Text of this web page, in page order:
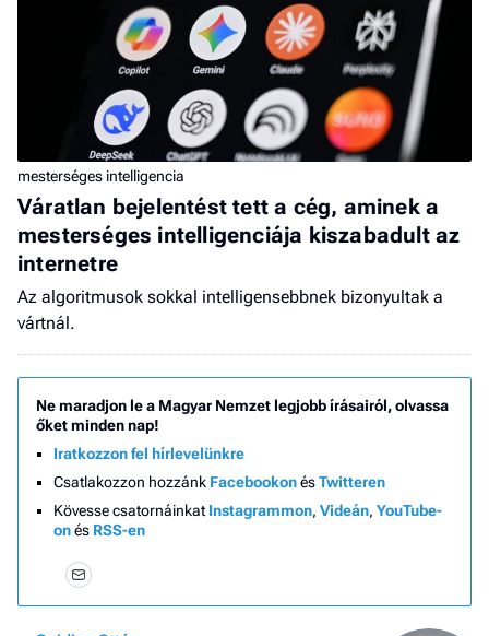
mesterséges intelligencia
Váratlan bejelentést tett a cég, aminek a
mesterséges intelligenciája kiszabadult az
internetre
Az algoritmusok sokkal intelligensebbnek bizonyultak a
vártnál.
Ne maradjon le a Magyar Nemzet legjobb írásairól, olvassa
őket minden nap!
Iratkozzon fel hírlevelünkre
Csatlakozzon hozzánk FacebookonésTwitteren
Kövesse csatornáinkat Instagrammon, Videán, YouTube-
onés RSS-en